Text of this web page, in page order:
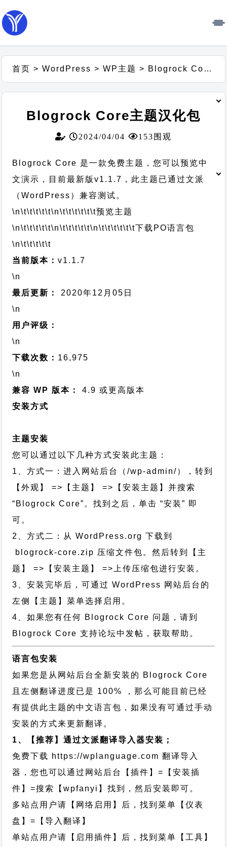
首页 >WordPress >WP主题 > Blogrock Core主题汉化包
Blogrock Core主题汉化包
2024/04/04 153围观
Blogrock Core 是一款免费主题，您可以预览中
文演示，目前最新版v1.1.7，此主题已通过文派
（WordPress）兼容测试。
\n\t\t\t\t\t\n\t\t\t\t\t\t预览主题
\n\t\t\t\t\t\n\t\t\t\t\t\n\t\t\t\t\t\t下载PO语言包
\n\t\t\t\t\t
当前版本：v1.1.7
\n
最后更新：
2020年12月05日
\n
用户评级：
\n
下载次数： 16,975
\n
兼容 WP 版本：
4.9 或更高版本
安装方式
主题安装
您可以通过以下几种方式安装此主题：
1、方式一：进入网站后台（/wp-admin/），转到
【外观】 =>【主题】 =>【安装主题】并搜索
“Blogrock Core”。找到之后，单击 “安装” 即
可。
2、方式二：从 WordPress.org 下载到
blogrock-core.zip 压缩文件包。然后转到【主
题】 =>【安装主题】 =>上传压缩包进行安装。
3、安装完毕后，可通过 WordPress 网站后台的
左侧【主题】菜单选择启用。
4、如果您有任何 Blogrock Core 问题，请到
Blogrock Core 支持论坛中发帖，获取帮助。
语言包安装
如果您是从网站后台全新安装的 Blogrock Core
且左侧翻译进度已是 100% ，那么可能目前已经
有提供此主题的中文语言包，如果没有可通过手动
安装的方式来更新翻译。
1、【推荐】通过文派翻译导入器安装；
免费下载 https://wplanguage.com 翻译导入
器，您也可以通过网站后台【插件】=【安装插
件】=搜索【wpfanyi】找到，然后安装即可。
多站点用户请【网络启用】后，找到菜单【仪表
盘】=【导入翻译】
单站点用户请【启用插件】后，找到菜单【工具】